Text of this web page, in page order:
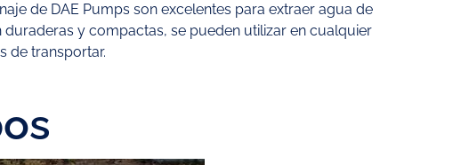
de DAE Pumps son excelentes para extraer agua de
duraderas y compactas, se pueden utilizar en cualquier
de transportar.